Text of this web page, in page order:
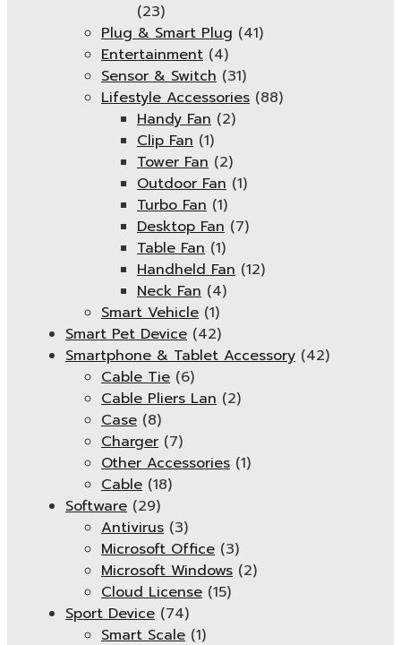
(23)
Plug & Smart Plug (41)
Entertainment (4)
Sensor & Switch (31)
Lifestyle Accessories (88)
Handy Fan (2)
Clip Fan (1)
Tower Fan (2)
Outdoor Fan (1)
Turbo Fan (1)
Desktop Fan (7)
Table Fan (1)
Handheld Fan (12)
Neck Fan (4)
Smart Vehicle (1)
Smart Pet Device (42)
Smartphone & Tablet Accessory (42)
Cable Tie (6)
Cable Pliers Lan (2)
Case (8)
Charger (7)
Other Accessories (1)
Cable (18)
Software (29)
Antivirus (3)
Microsoft Office (3)
Microsoft Windows (2)
Cloud License (15)
Sport Device (74)
Smart Scale (1)